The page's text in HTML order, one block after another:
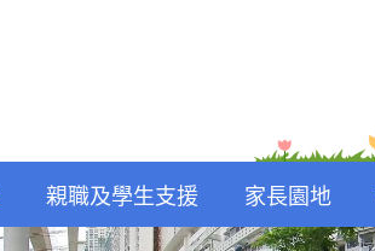
親職及學生支援 家長園地